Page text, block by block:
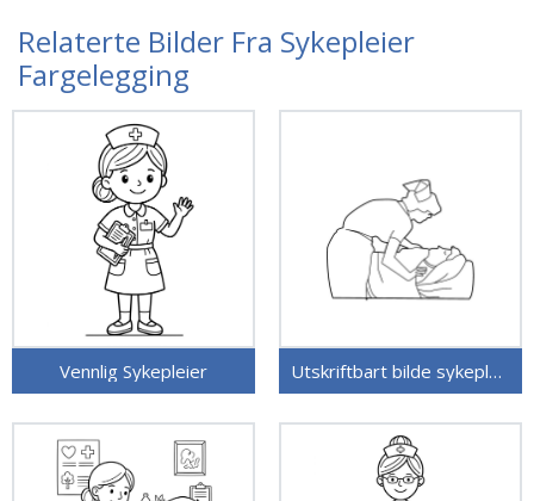
Relaterte Bilder Fra Sykepleier
Fargelegging
Vennlig Sykepleier Utskriftbart bilde sykepleier